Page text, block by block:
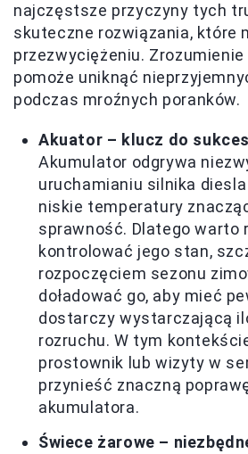
najczęstsze przyczyny tych
skuteczne rozwiązania, które
przezwyciężeniu.
pomoże uniknąć
podczas mroźnych poranków.
Akuator – klucz do
Akumulator odgrywa
uruchamianiu silnika
niskie temperatury
sprawność. Dlatego warto
kontrolować jego stan,
rozpoczęciem sezonu
doładować go, aby mieć
dostarczy wystarczającą
rozruchu. W tym
prostownik lub wizyty w
przynieść znaczną
akumulatora.
Świece żarowe –